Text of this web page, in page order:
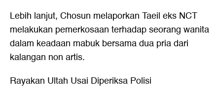
Lebih lanjut, Chosun melaporkan Taeil eks NCT
melakukan pemerkosaan terhadap seorang wanita
dalam keadaan mabuk bersama dua pria dari
kalangan non artis.
Rayakan Ultah Usai Diperiksa Polisi